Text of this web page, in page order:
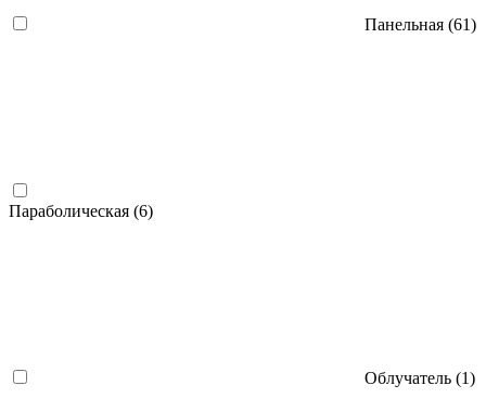
Панельная (61)
Параболическая (6)
Облучатель (1)